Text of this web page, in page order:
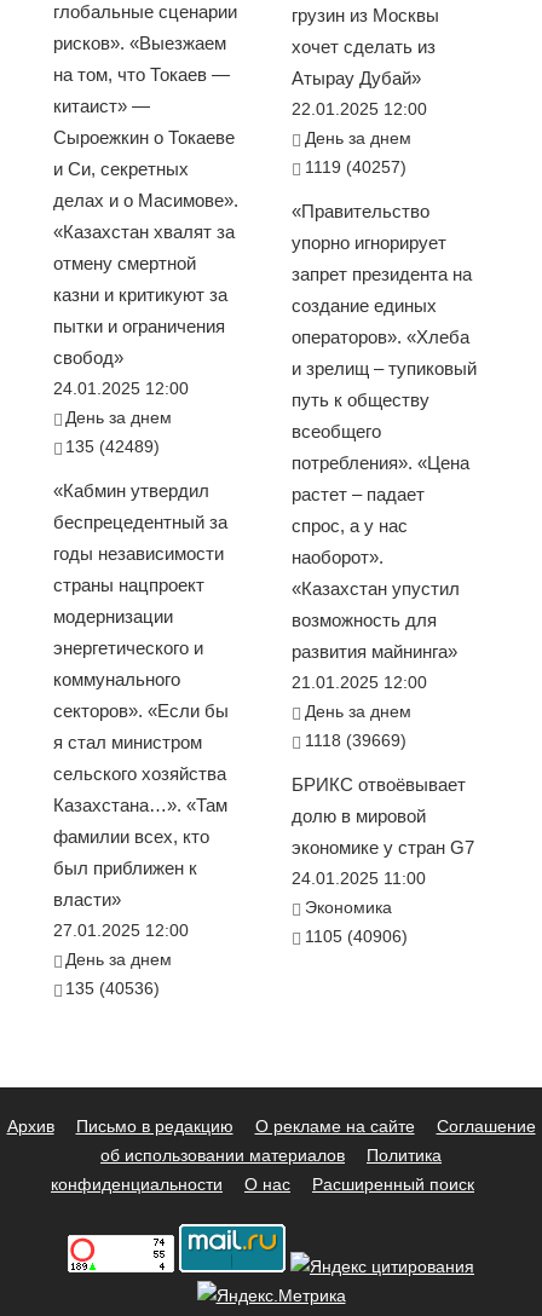
глобальные сценарии
рисков». «Выезжаем
на том, что Токаев —
китаист» —
Сыроежкин о Токаеве
и Си, секретных
делах и о Масимове».
«Казахстан хвалят за
отмену смертной
казни и критикуют за
пытки и ограничения
свобод»
24.01.2025 12:00
День за днем
135 (42489)
«Кабмин утвердил
беспрецедентный за
годы независимости
страны нацпроект
модернизации
энергетического и
коммунального
секторов». «Если бы
я стал министром
сельского хозяйства
Казахстана…». «Там
фамилии всех, кто
был приближен к
власти»
27.01.2025 12:00
День за днем
135 (40536)
грузин из Москвы
хочет сделать из
Атырау Дубай»
22.01.2025 12:00
День за днем
1119 (40257)
«Правительство
упорно игнорирует
запрет президента на
создание единых
операторов». «Хлеба
и зрелищ – тупиковый
путь к обществу
всеобщего
потребления». «Цена
растет – падает
спрос, а у нас
наоборот».
«Казахстан упустил
возможность для
развития майнинга»
21.01.2025 12:00
День за днем
1118 (39669)
БРИКС отвоёвывает
долю в мировой
экономике у стран G7
24.01.2025 11:00
Экономика
1105 (40906)
Архив Письмо в редакцию О рекламе на сайте
Соглашение
об использовании материалов
Политика
конфиденциальности
О нас Расширенный поиск